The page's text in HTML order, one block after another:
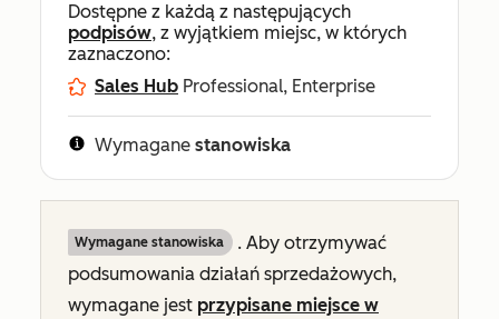
Dostępne z każdą z następujących
podpisów, z wyjątkiem miejsc, w których
zaznaczono:
Sales Hub Professional, Enterprise
Wymagane stanowiska
Wymagane stanowiska
. Aby otrzymywać
podsumowania działań sprzedażowych,
wymagane jest przypisane miejsce w